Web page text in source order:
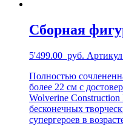
Сборная
5'499.00 руб.
Полностью
более 22 см с
Wolverine
бесконечных
супергероев в